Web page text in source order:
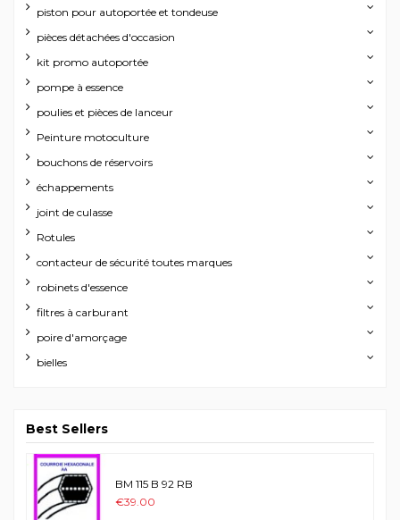
piston pour autoportée et tondeuse
pièces détachées d'occasion
kit promo autoportée
pompe à essence
poulies et pièces de lanceur
Peinture motoculture
bouchons de réservoirs
échappements
joint de culasse
Rotules
contacteur de sécurité toutes marques
robinets d'essence
filtres à carburant
poire d'amorçage
bielles
Best Sellers
BM 115 B 92 RB
€39.00